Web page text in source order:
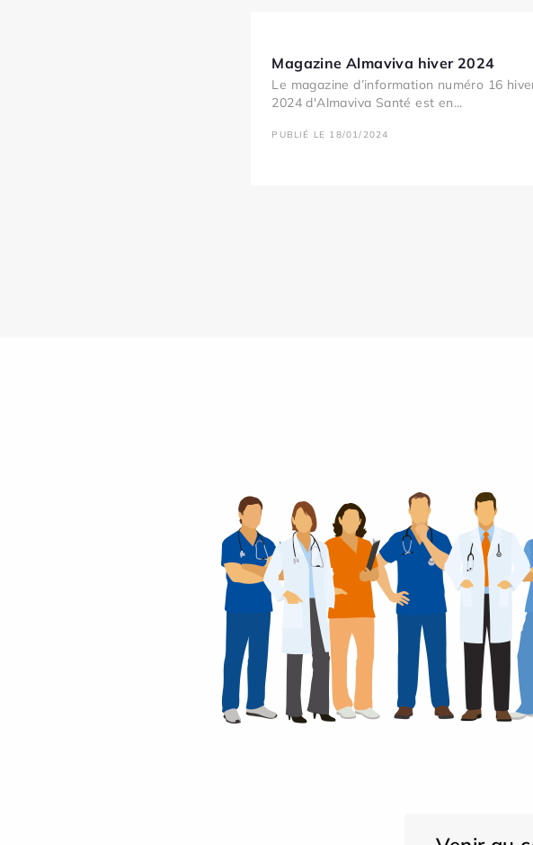
Magazine Almaviva hiver 2024
Le magazine d’information numéro 16
2024 d'Almaviva Santé est en...
PUBLIÉ LE 18/01/2024